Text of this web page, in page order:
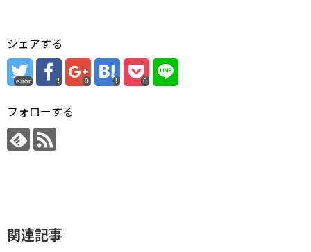
シェアする
error 0 0
フォローする
関連記事